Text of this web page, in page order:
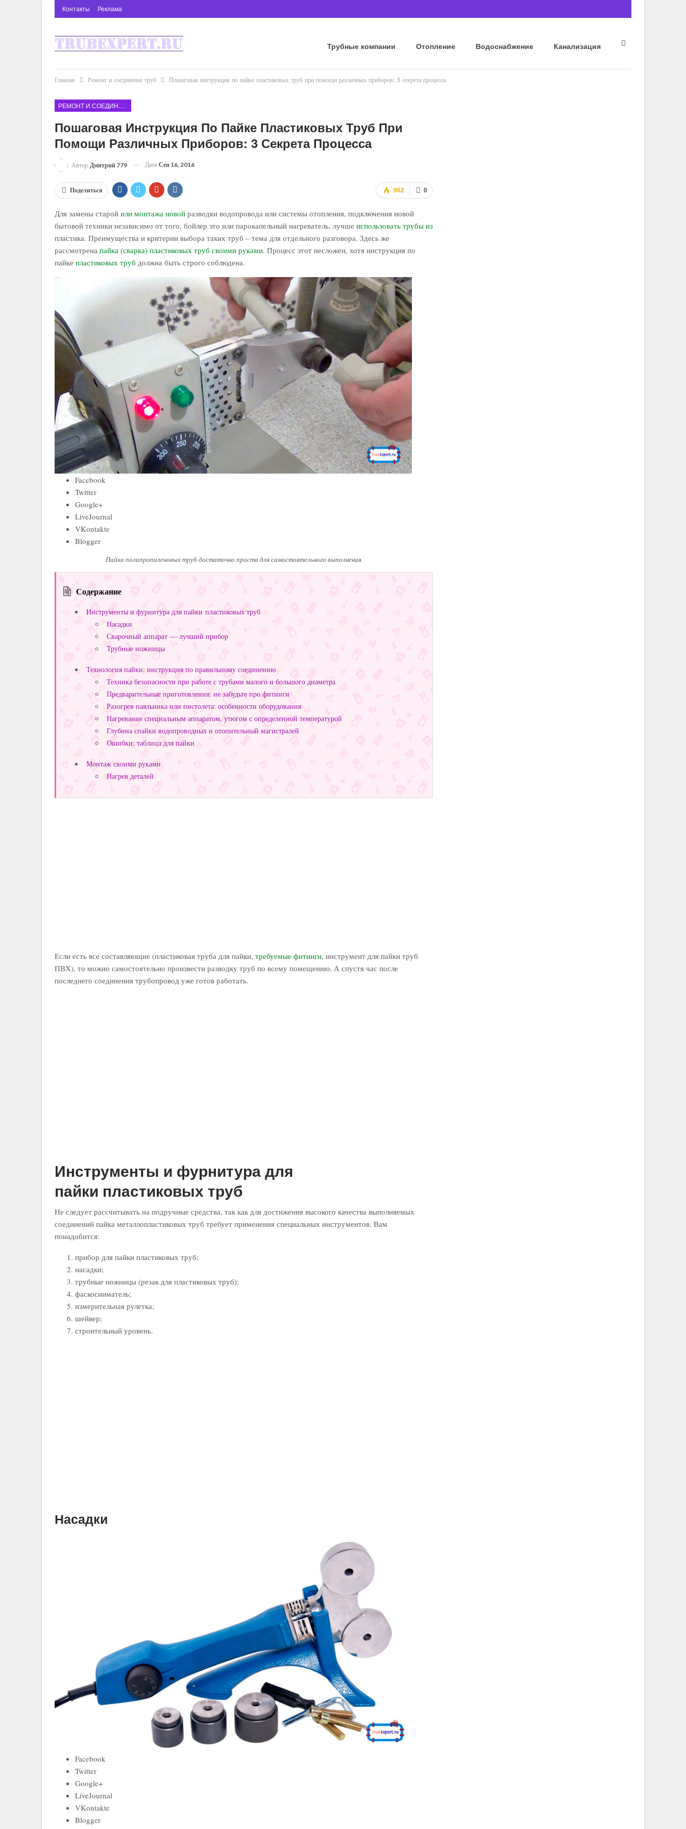
Контакты Реклама
Трубные компании Отопление Водоснабжение Канализация
Главная Ремонт и соединение труб Пошаговая инструкция по пайке пластиковых труб при помощи различных приборов: 3 секрета процесса
РЕМОНТ И СОЕДИНЕНИЕ ТРУБ
Пошаговая Инструкция По Пайке Пластиковых Труб При
Помощи Различных Приборов: 3 Секрета Процесса
Автор Дмитрий 779 Дата Сен 16, 2016
0
962
Поделиться
Для замены старой или монтажа новой разводки водопровода или системы отопления, подключения новой
бытовой техники независимо от того, бойлер это или парокапельный нагреватель, лучше использовать трубы из
пластика. Преимущества и критерии выбора таких труб – тема для отдельного разговора. Здесь же
рассмотрена пайка (сварка) пластиковых труб своими руками. Процесс этот несложен, хотя инструкция по
пайке пластиковых труб должна быть строго соблюдена.
Facebook
Twitter
Google+
LiveJournal
VKontakte
Blogger
Пайка полипропиленовых труб достаточно проста для самостоятельного выполнения
Содержание
Инструменты и фурнитура для пайки пластиковых труб
Насадки
Сварочный аппарат — лучший прибор
Трубные ножницы
Технология пайки: инструкция по правильному соединению
Техника безопасности при работе с трубами малого и большого диаметра
Предварительные приготовления: не забудьте про фитинги
Разогрев паяльника или пистолета: особенности оборудования
Нагревание специальным аппаратом, утюгом с определенной температурой
Глубина спайки водопроводных и отопительный магистралей
Ошибки: таблица для пайки
Монтаж своими руками
Нагрев деталей
Если есть все составляющие (пластиковая труба для пайки, требуемые фитинги, инструмент для пайки труб
ПВХ), то можно самостоятельно произвести разводку труб по всему помещению. А спустя час после
последнего соединения трубопровод уже готов работать.
Инструменты и фурнитура для
пайки пластиковых труб
Не следует рассчитывать на подручные средства, так как для достижения высокого качества выполняемых
соединений пайка металлопластиковых труб требует применения специальных инструментов. Вам
понадобится:
прибор для пайки пластиковых труб;
насадки;
трубные ножницы (резак для пластиковых труб);
фаскосниматель;
измерительная рулетка;
шейвер;
строительный уровень.
Насадки
Facebook
Twitter
Google+
LiveJournal
VKontakte
Blogger